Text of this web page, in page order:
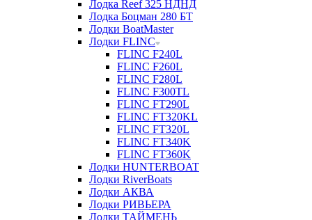
Лодка Reef 325 НДНД
Лодка Боцман 280 БТ
Лодки BoatMaster
Лодки FLINC
FLINC F240L
FLINC F260L
FLINC F280L
FLINC F300TL
FLINC FT290L
FLINC FT320KL
FLINC FT320L
FLINC FT340K
FLINC FT360K
Лодки HUNTERBOAT
Лодки RiverBoats
Лодки АКВА
Лодки РИВЬЕРА
Лодки ТАЙМЕНЬ